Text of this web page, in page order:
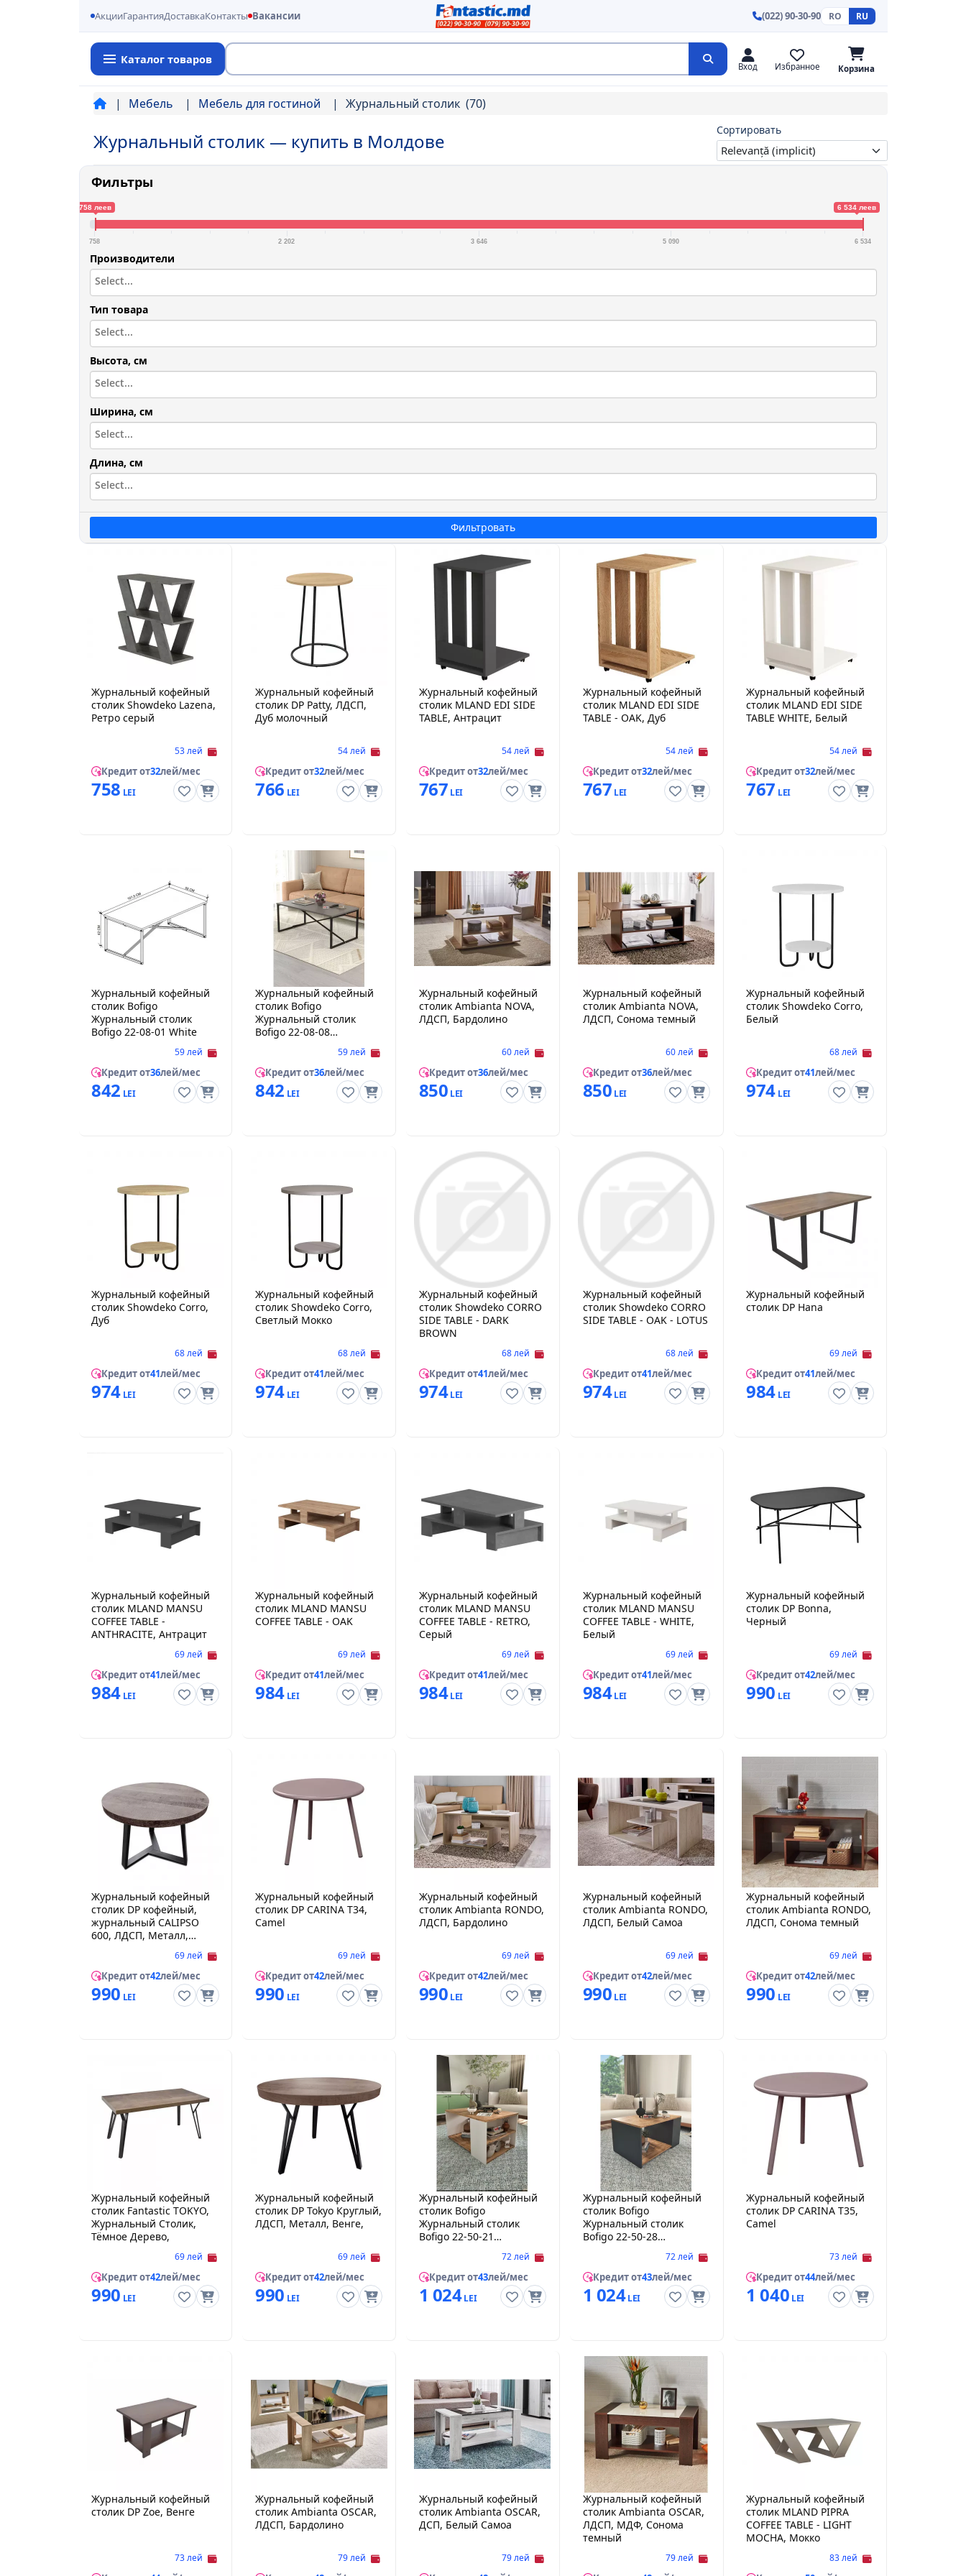
АкцииГарантияДоставкаКонтакты Вакансии (022) 90-30-90 RO RU
Каталог товаров
Вход Избранное Корзина
Мебель Мебель для гостиной Журнальный столик (70)
Журнальный столик — купить в Молдове Сортировать
Фильтры
758 леев 6 534 леев
758 2 202 3 646 5 090 6 534
Производители
Тип товара
Высота, см
Ширина, см
Длина, см
Фильтровать
Журнальный кофейный
столик Showdeko Lazena,
Ретро серый
53 лей
Кредит от32лей/мес
758
Журнальный кофейный
столик DP Patty, ЛДСП,
Дуб молочный
54 лей
Кредит от32лей/мес
766
Журнальный кофейный
столик MLAND EDI SIDE
TABLE, Антрацит
54 лей
Кредит от32лей/мес
767
Журнальный кофейный
столик MLAND EDI SIDE
TABLE - OAK, Дуб
54 лей
Кредит от32лей/мес
767
Журнальный кофейный
столик MLAND EDI SIDE
TABLE WHITE, Белый
54 лей
Кредит от32лей/мес
767
Журнальный кофейный
столик Bofigo
Журнальный столик
Bofigo 22-08-01 White
59 лей
Кредит от36лей/мес
842
Журнальный кофейный
столик Bofigo
Журнальный столик
Bofigo 22-08-08
59 лей
Кредит от36лей/мес
842
Журнальный кофейный
столик Ambianta NOVA,
ЛДСП, Бардолино
60 лей
Кредит от36лей/мес
850
Журнальный кофейный
столик Ambianta NOVA,
ЛДСП, Сонома темный
60 лей
Кредит от36лей/мес
850
Журнальный кофейный
столик Showdeko Corro,
Белый
68 лей
Кредит от41лей/мес
974
Журнальный кофейный
столик Showdeko Corro,
Дуб
68 лей
Кредит от41лей/мес
974
Журнальный кофейный
столик Showdeko Corro,
Светлый Мокко
68 лей
Кредит от41лей/мес
974
Журнальный кофейный
столик Showdeko CORRO
SIDE TABLE - DARK
BROWN
68 лей
Кредит от41лей/мес
974
Журнальный кофейный
столик Showdeko CORRO
SIDE TABLE - OAK - LOTUS
68 лей
Кредит от41лей/мес
974
Журнальный кофейный
столик DP Hana
69 лей
Кредит от41лей/мес
984
Журнальный кофейный
столик MLAND MANSU
COFFEE TABLE -
ANTHRACITE, Антрацит
69 лей
Кредит от41лей/мес
984
Журнальный кофейный
столик MLAND MANSU
COFFEE TABLE - OAK
69 лей
Кредит от41лей/мес
984
Журнальный кофейный
столик MLAND MANSU
COFFEE TABLE - RETRO,
Серый
69 лей
Кредит от41лей/мес
984
Журнальный кофейный
столик MLAND MANSU
COFFEE TABLE - WHITE,
Белый
69 лей
Кредит от41лей/мес
984
Журнальный кофейный
столик DP Bonna,
Черный
69 лей
Кредит от42лей/мес
990
Журнальный кофейный
столик DP кофейный,
журнальный CALIPSO
600, ЛДСП, Металл,
Ясень Шимо, Черный
69 лей
Кредит от42лей/мес
990
Журнальный кофейный
столик DP CARINA T34,
Camel
69 лей
Кредит от42лей/мес
990
Журнальный кофейный
столик Ambianta RONDO,
ЛДСП, Бардолино
69 лей
Кредит от42лей/мес
990
Журнальный кофейный
столик Ambianta RONDO,
ЛДСП, Белый Самоа
69 лей
Кредит от42лей/мес
990
Журнальный кофейный
столик Ambianta RONDO,
ЛДСП, Сонома темный
69 лей
Кредит от42лей/мес
990
Журнальный кофейный
столик Fantastic TOKYO,
Журнальный Столик,
Тёмное Дерево,
69 лей
Кредит от42лей/мес
990
Журнальный кофейный
столик DP Tokyo Круглый,
ЛДСП, Металл, Венге,
69 лей
Кредит от42лей/мес
990
Журнальный кофейный
столик Bofigo
Журнальный столик
Bofigo 22-50-21
72 лей
Кредит от43лей/мес
1 024
Журнальный кофейный
столик Bofigo
Журнальный столик
Bofigo 22-50-28
72 лей
Кредит от43лей/мес
1 024
Журнальный кофейный
столик DP CARINA T35,
Camel
73 лей
Кредит от44лей/мес
1 040
Журнальный кофейный
столик DP Zoe, Венге
73 лей
Журнальный кофейный
столик Ambianta OSCAR,
ЛДСП, Бардолино
79 лей
Журнальный кофейный
столик Ambianta OSCAR,
ДСП, Белый Самоа
79 лей
Журнальный кофейный
столик Ambianta OSCAR,
ЛДСП, МДФ, Сонома
темный
79 лей
Журнальный кофейный
столик MLAND PIPRA
COFFEE TABLE - LIGHT
MOCHA, Мокко
83 лей